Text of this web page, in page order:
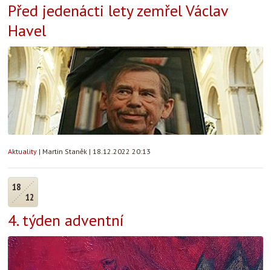
Před jedenácti lety zemřel Václav
Havel
Aktuality | Martin Staněk | 18.12.2022 20:13
18
12
4. týden adventní